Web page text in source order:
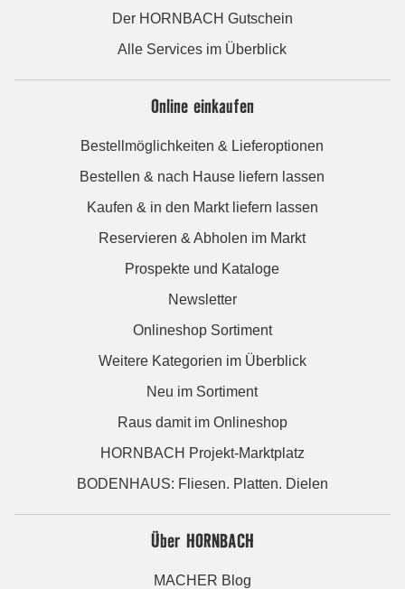
Der HORNBACH Gutschein
Alle Services im Überblick
Online einkaufen
Bestellmöglichkeiten & Lieferoptionen
Bestellen & nach Hause liefern lassen
Kaufen & in den Markt liefern lassen
Reservieren & Abholen im Markt
Prospekte und Kataloge
Newsletter
Onlineshop Sortiment
Weitere Kategorien im Überblick
Neu im Sortiment
Raus damit im Onlineshop
HORNBACH Projekt-Marktplatz
BODENHAUS: Fliesen. Platten. Dielen
Über HORNBACH
MACHER Blog